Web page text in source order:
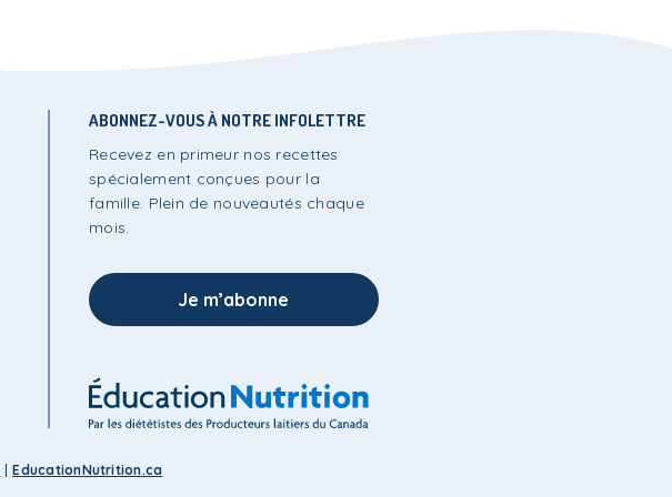
ABONNEZ-VOUS À NOTRE INFOLETTRE
Recevez en primeur nos recettes
spécialement conçues pour la
famille. Plein de nouveautés chaque
mois.
Je m’abonne
EducationNutrition.ca